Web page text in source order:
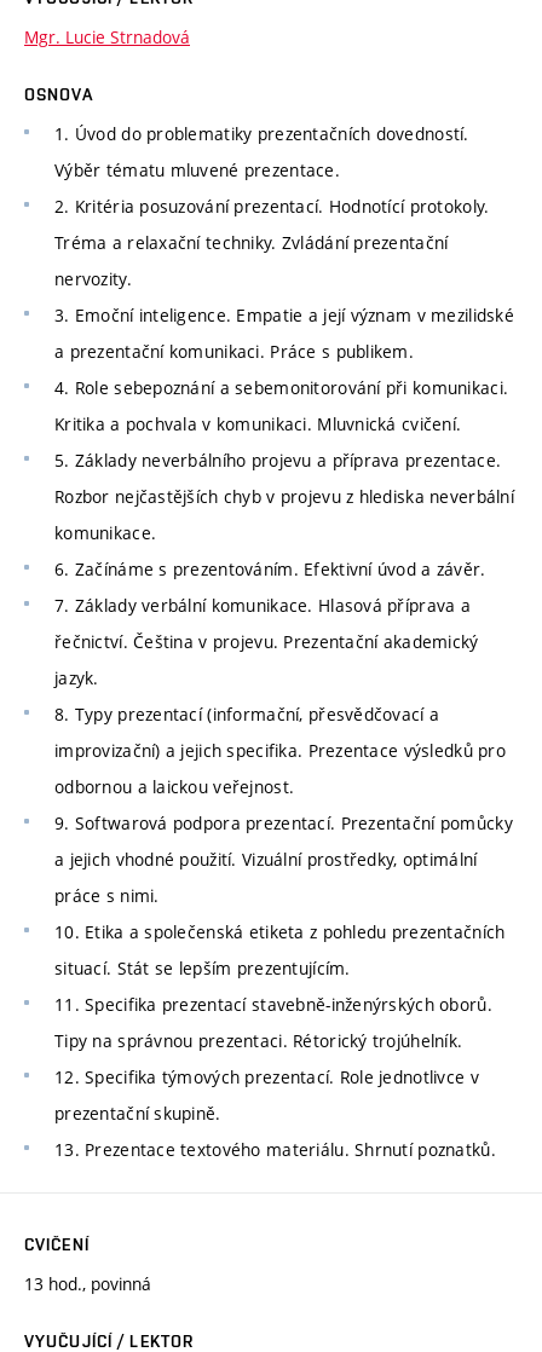
Mgr. Lucie Strnadová
OSNOVA
1. Úvod do problematiky prezentačních dovedností.
Výběr tématu mluvené prezentace.
2. Kritéria posuzování prezentací. Hodnotící protokoly.
Tréma a relaxační techniky. Zvládání prezentační
nervozity.
3. Emoční inteligence. Empatie a její význam v mezilidské
a prezentační komunikaci. Práce s publikem.
4. Role sebepoznání a sebemonitorování při komunikaci.
Kritika a pochvala v komunikaci. Mluvnická cvičení.
5. Základy neverbálního projevu a příprava prezentace.
Rozbor nejčastějších chyb v projevu z hlediska neverbální
komunikace.
6. Začínáme s prezentováním. Efektivní úvod a závěr.
7. Základy verbální komunikace. Hlasová příprava a
řečnictví. Čeština v projevu. Prezentační akademický
jazyk.
8. Typy prezentací (informační, přesvědčovací a
improvizační) a jejich specifika. Prezentace výsledků pro
odbornou a laickou veřejnost.
9. Softwarová podpora prezentací. Prezentační pomůcky
a jejich vhodné použití. Vizuální prostředky, optimální
práce s nimi.
10. Etika a společenská etiketa z pohledu prezentačních
situací. Stát se lepším prezentujícím.
11. Specifika prezentací stavebně-inženýrských oborů.
Tipy na správnou prezentaci. Rétorický trojúhelník.
12. Specifika týmových prezentací. Role jednotlivce v
prezentační skupině.
13. Prezentace textového materiálu. Shrnutí poznatků.
CVIČENÍ
13 hod., povinná
VYUČUJÍCÍ / LEKTOR